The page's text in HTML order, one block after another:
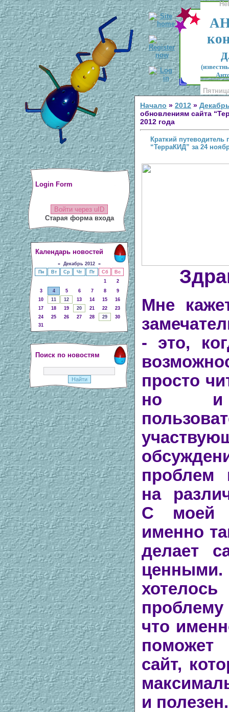
Login Form
Войти через uID
Старая форма входа
Календарь новостей
« Декабрь 2012 »
Пн
Вт Ср Чт Пт Сб
Вс
1
2
3
4 5 6 7 8
9
10
11 12 13 14 15
16
17
18 19 20 21 22
23
24
25 26 27 28 29
30
31
Поиск по новостям
Начало » 2012 »
обновлениям сайта
2012 года
Краткий
“ТерраКИД” за 24
Мне
- это,
просто
но и
проблем
на
С моей
именно
делает
что
сайт,
и полезен.